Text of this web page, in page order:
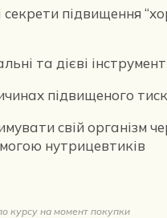
секрети підвищення
та дієві
підвищеного
свій організм
нутрицевтиків
курсу на момент покупки